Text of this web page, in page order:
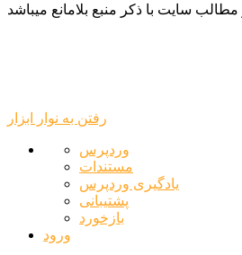
رفتن به نوار ابزار
درباره
وردپرس
وردپرس
مستندات
یادگیری وردپرس
پشتیبانی
بازخورد
ورود